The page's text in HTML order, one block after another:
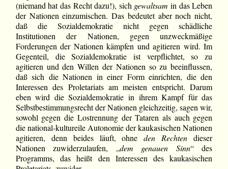
(niemand hat das Recht dazu!), sich gewaltsam in das Leben
der Nationen einzumischen. Das bedeutet aber noch nicht,
daß die Sozialdemokratie nicht gegen schädliche
Institutionen der Nationen, gegen unzweckmäßige
Forderungen der Nationen kämpfen und agitieren wird. Im
Gegenteil, die Sozialdemokratie ist verpflichtet, so zu
agitieren und den Willen der Nationen so zu beeinflussen,
daß sich die Nationen in einer Form einrichten, die den
Interessen des Proletariats am meisten entspricht. Darum
eben wird die Sozialdemokratie in ihrem Kampf für das
Selbstbestimmungsrecht der Nationen gleichzeitig, sagen wir,
sowohl gegen die Lostrennung der Tataren als auch gegen
die national-kultureile Autonomie der kaukasischen Nationen
agitieren, denn beides läuft, ohneden Rechten dieser
Nationen zuwiderzulaufen, „dem genauen Sinn“ des
Programms, das heißt den Interessen des kaukasischen